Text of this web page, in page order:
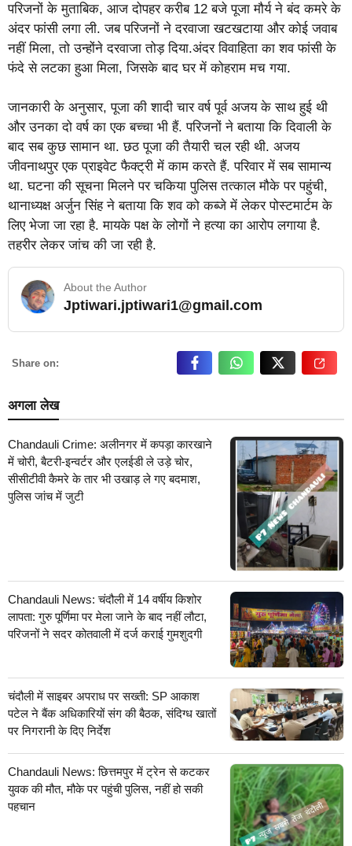
परिजनों के मुताबिक, आज दोपहर करीब 12 बजे पूजा मौर्य ने बंद कमरे के
अंदर फांसी लगा ली. जब परिजनों ने दरवाजा खटखटाया और कोई जवाब
नहीं मिला, तो उन्होंने दरवाजा तोड़ दिया.अंदर विवाहिता का शव फांसी के
फंदे से लटका हुआ मिला, जिसके बाद घर में कोहराम मच गया.
जानकारी के अनुसार, पूजा की शादी चार वर्ष पूर्व अजय के साथ हुई थी
और उनका दो वर्ष का एक बच्चा भी हैं. परिजनों ने बताया कि दिवाली के
बाद सब कुछ सामान था. छठ पूजा की तैयारी चल रही थी. अजय
जीवनाथपुर एक प्राइवेट फैक्ट्री में काम करते हैं. परिवार में सब सामान्य
था. घटना की सूचना मिलने पर चकिया पुलिस तत्काल मौके पर पहुंची,
थानाध्यक्ष अर्जुन सिंह ने बताया कि शव को कब्जे में लेकर पोस्टमार्टम के
लिए भेजा जा रहा है. मायके पक्ष के लोगों ने हत्या का आरोप लगाया है.
तहरीर लेकर जांच की जा रही है.
About the Author
Jptiwari.jptiwari1@gmail.com… Read More
Share on:
अगला लेख
Chandauli Crime: अलीनगर में कपड़ा कारखाने
में चोरी, बैटरी-इन्वर्टर और एलईडी ले उड़े चोर,
सीसीटीवी कैमरे के तार भी उखाड़ ले गए बदमाश,
पुलिस जांच में जुटी
Chandauli News: चंदौली में 14 वर्षीय किशोर
लापता: गुरु पूर्णिमा पर मेला जाने के बाद नहीं लौटा,
परिजनों ने सदर कोतवाली में दर्ज कराई गुमशुदगी
चंदौली में साइबर अपराध पर सख्ती: SP आकाश
पटेल ने बैंक अधिकारियों संग की बैठक, संदिग्ध खातों
पर निगरानी के दिए निर्देश
Chandauli News: छित्तमपुर में ट्रेन से कटकर
युवक की मौत, मौके पर पहुंची पुलिस, नहीं हो सकी
पहचान